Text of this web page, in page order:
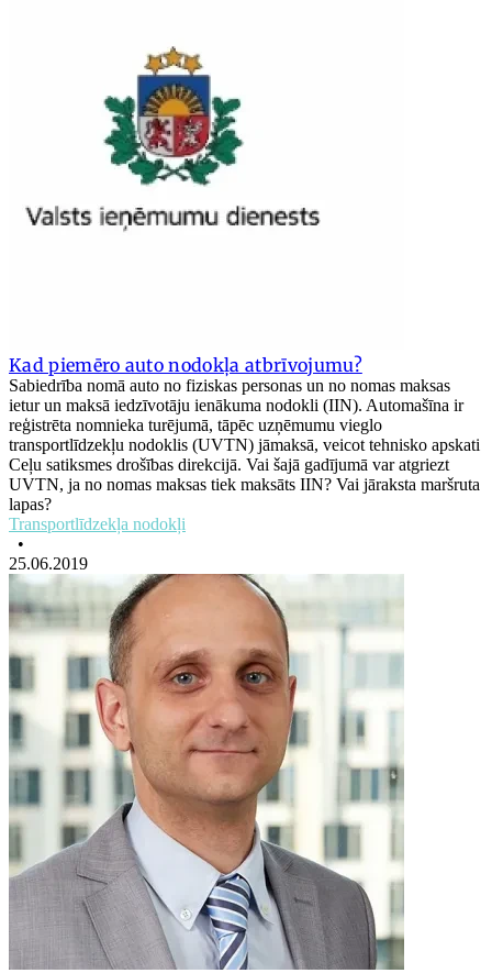
Kad piemēro auto nodokļa atbrīvojumu?
Sabiedrība nomā auto no fiziskas personas un no nomas maksas
ietur un maksā iedzīvotāju ienākuma nodokli (IIN). Automašīna ir
reģistrēta nomnieka turējumā, tāpēc uzņēmumu vieglo
transportlīdzekļu nodoklis (UVTN) jāmaksā, veicot tehnisko apskati
Ceļu satiksmes drošības direkcijā. Vai šajā gadījumā var atgriezt
UVTN, ja no nomas maksas tiek maksāts IIN? Vai jāraksta maršruta
lapas?
Transportlīdzekļa nodokļi
•
25.06.2019